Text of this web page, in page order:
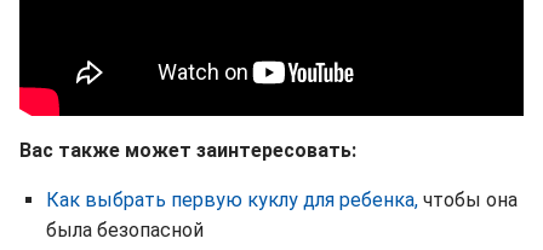
Вас также может заинтересовать:
Как выбрать первую куклу для ребенка, чтобы она
была безопасной